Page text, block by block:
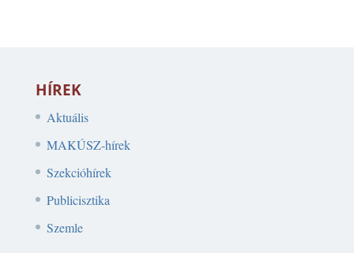
HÍREK
Aktuális
MAKÚSZ-hírek
Szekcióhírek
Publicisztika
Szemle